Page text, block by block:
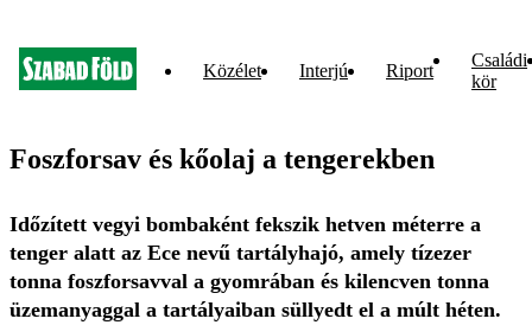
Közélet Interjú Riport
Családi
kör
Foszforsav és kőolaj a tengerekben
Időzített vegyi bombaként fekszik hetven méterre a
tenger alatt az Ece nevű tartályhajó, amely tízezer
tonna foszforsavval a gyomrában és kilencven tonna
üzemanyaggal a tartályaiban süllyedt el a múlt héten.